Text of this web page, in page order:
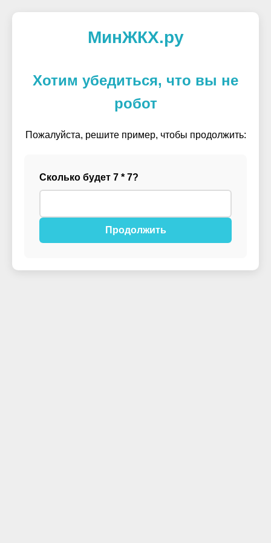
МинЖКХ.ру
Хотим убедиться, что вы не
робот
Пожалуйста, решите пример, чтобы продолжить:
Сколько будет 7 * 7?
Продолжить